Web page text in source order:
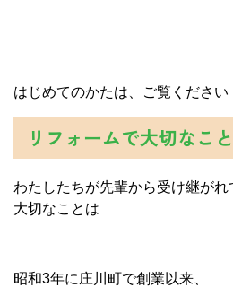
はじめてのかたは、ご覧ください
リフォームで大切なこ
わたしたちが先輩から受け継が
大切なことは
昭和3年に庄川町で創業以来、